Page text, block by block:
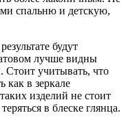
спальню и детскую,
будут
лучше видны
Стоит учитывать, что
как в зеркале
изделий не стоит
в блеске глянца.